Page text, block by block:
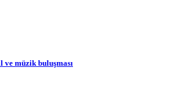
ve müzik buluşması